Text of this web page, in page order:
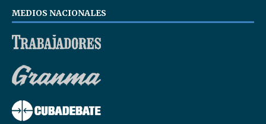
MEDIOS NACIONALES